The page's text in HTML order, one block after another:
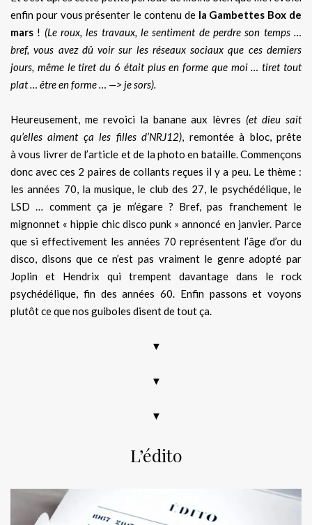
enfin pour vous présenter le contenu de la Gambettes Box de
mars ! (Le roux, les travaux, le sentiment de perdre son temps …
bref, vous avez dû voir sur les réseaux sociaux que ces derniers
jours, même le tiret du 6 était plus en forme que moi … tiret tout
plat … être en forme … —> je sors).
Heureusement, me revoici la banane aux lèvres (et dieu sait
qu’elles aiment ça les filles d’NRJ12), remontée à bloc, prête
à vous livrer de l’article et de la photo en bataille. Commençons
donc avec ces 2 paires de collants reçues il y a peu. Le thème :
les années 70, la musique, le club des 27, le psychédélique, le
LSD … comment ça je m’égare ? Bref, pas franchement le
mignonnet « hippie chic disco punk » annoncé en janvier. Parce
que si effectivement les années 70 représentent l’âge d’or du
disco, disons que ce n’est pas vraiment le genre adopté par
Joplin et Hendrix qui trempent davantage dans le rock
psychédélique, fin des années 60. Enfin passons et voyons
plutôt ce que nos guiboles disent de tout ça.
▼
▼
▼
L’édito